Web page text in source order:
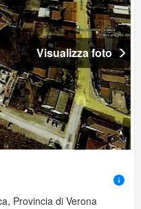
Visualizza foto
Provincia di Verona